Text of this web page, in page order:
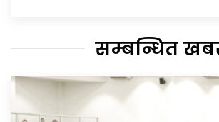
सम्बन्धित